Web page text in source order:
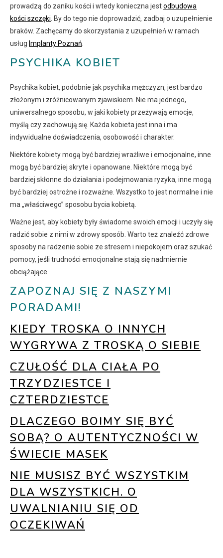
prowadzą do zaniku kości i wtedy konieczna jestodbudowa
kości szczęki . By do tego nie doprowadzić, zadbaj o uzupełnienie
braków. Zachęcamy do skorzystania z uzupełnień w ramach
usług Implanty Poznań
PSYCHIKA KOBIET
Psychika kobiet, podobnie jak psychika mężczyzn, jest bardzo
złożonym i zróżnicowanym zjawiskiem. Nie ma jednego,
uniwersalnego sposobu, w jaki kobiety przeżywają emocje,
myślą czy zachowują się. Każda kobieta jest inna i ma
indywidualne doświadczenia, osobowość i charakter.
Niektóre kobiety mogą być bardziej wrażliwe i emocjonalne, inne
mogą być bardziej skryte i opanowane. Niektóre mogą być
bardziej skłonne do działania i podejmowania ryzyka, inne mogą
być bardziej ostrożne i rozważne. Wszystko to jest normalne i nie
ma „właściwego” sposobu bycia kobietą.
Ważne jest, aby kobiety były świadome swoich emocji i uczyły się
radzić sobie z nimi w zdrowy sposób. Warto też znaleźć zdrowe
sposoby na radzenie sobie ze stresem i niepokojem oraz szukać
pomocy, jeśli trudności emocjonalne stają się nadmiernie
obciążające.
ZAPOZNAJ SIĘ Z NASZYMI
PORADAMI!
KIEDY TROSKA O INNYCH
WYGRYWA Z TROSKĄ O SIEBIE
CZUŁOŚĆ DLA CIAŁA PO
TRZYDZIESTCE I
CZTERDZIESTCE
DLACZEGO BOIMY SIĘ BYĆ
SOBĄ? O AUTENTYCZNOŚCI W
ŚWIECIE MASEK
NIE MUSISZ BYĆ WSZYSTKIM
DLA WSZYSTKICH. O
UWALNIANIU SIĘ OD
OCZEKIWAŃ